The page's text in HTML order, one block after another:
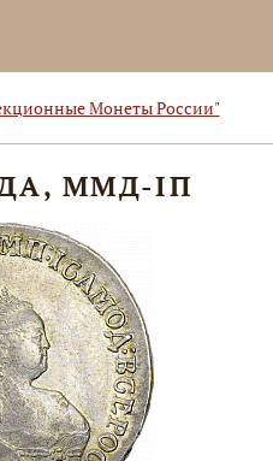
Монеты России"
ММД-IП